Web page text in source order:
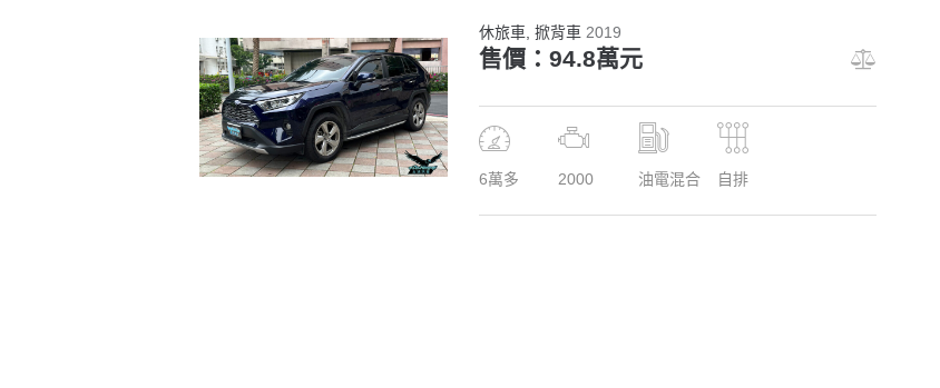
休旅車, 掀背車 2019
售價：94.8萬元
6萬多 2000 油電混合 自排